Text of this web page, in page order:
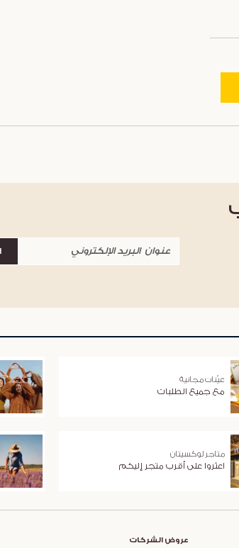
عيّنات مجانية
مع جميع الطلبات
متاجر لوكسيتان
اعثروا على أقرب متجر إليكم
عروض الشركات